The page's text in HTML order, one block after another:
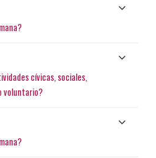
cívicas, sociales,
voluntario?